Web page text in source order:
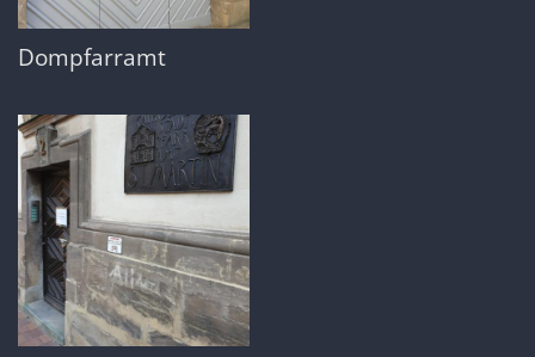
Dompfarramt